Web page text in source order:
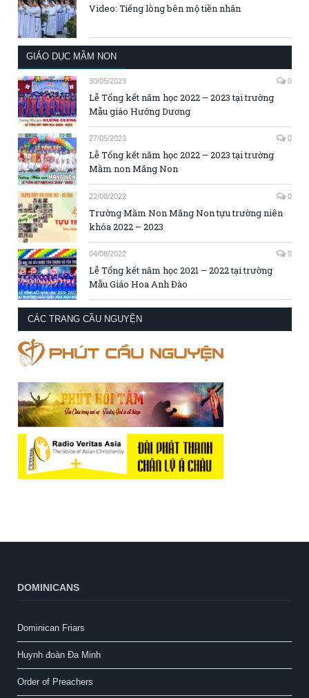
Video: Tiếng lòng bên mộ tiền nhân
GIÁO DỤC MẦM NON
30/05/2023 0
Lễ Tổng kết năm học 2022 – 2023 tại trường
Mẫu giáo Hướng Dương
27/05/2023 0
Lễ Tổng kết năm học 2022 – 2023 tại trường
Mầm non Măng Non
22/08/2022 0
Trường Mầm Non Măng Non tựu trường niên
khóa 2022 – 2023
04/08/2022 0
Lễ Tổng kết năm học 2021 – 2022 tại trường
Mẫu Giáo Hoa Anh Đào
CÁC TRANG CẦU NGUYỆN
DOMINICANS
Dominican Friars
Huynh đoàn Đa Minh
Order of Preachers